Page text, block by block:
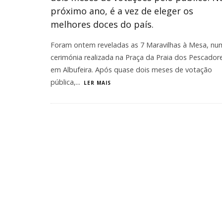
próximo ano, é a vez de eleger os
melhores doces do país.
Foram ontem reveladas as 7 Maravilhas à Mesa,
cerimónia realizada na Praça da Praia dos
em Albufeira. Após quase dois meses de votação
pública,... LER MAIS